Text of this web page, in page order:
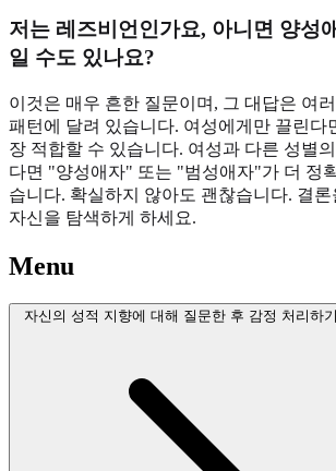
저는 레즈비언인가요, 아니면 양성
일 수도 있나요?
이것은 매우 흔한 질문이며, 그 대답은 여
패턴에 달려 있습니다. 여성에게만 끌린다
장 적합할 수 있습니다. 여성과 다른 성별
다면 "양성애자" 또는 "범성애자"가 더 정
습니다. 확실하지 않아도 괜찮습니다. 결
자신을 탐색하게 하세요.
Menu
자신의 성적 지향에 대해 질문한 후 감정 처리하기